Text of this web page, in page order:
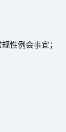
性例会事宜；